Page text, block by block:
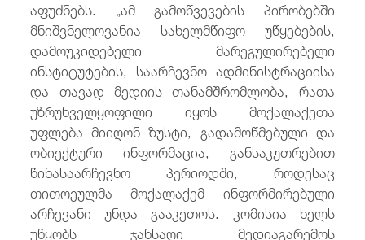
აფუძნებს. „ამ გამოწვევების პირობებში
მნიშვნელოვანია სახელმწიფო უწყებების,
დამოუკიდებელი მარეგულირებელი
ინსტიტუტების, საარჩევნო ადმინისტრაციისა
და თავად მედიის თანამშრომლობა, რათა
უზრუნველყოფილი იყოს მოქალაქეთა
უფლება მიიღონ ზუსტი, გადამოწმებული და
ობიექტური ინფორმაცია, განსაკუთრებით
წინასაარჩევნო პერიოდში, როდესაც
თითოეულმა მოქალაქემ ინფორმირებული
არჩევანი უნდა გააკეთოს. კომისია ხელს
უწყობს ჯანსაღი მედიაგარემოს